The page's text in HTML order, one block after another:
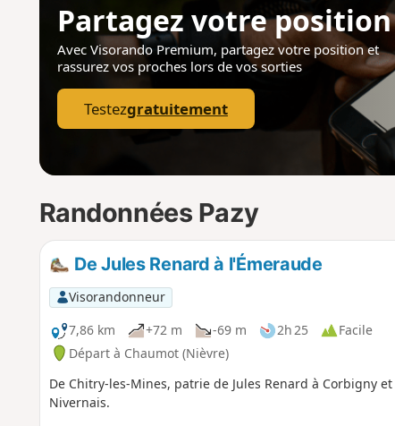
Partagez votre position
Avec Visorando Premium, partagez votre positionet
rassurez vos proches lors de vos sorties
Testezgratuitement
Randonnées Pazy
De Jules Renard à l'Émeraude
Visorandonneur
7,86 km
+72 m -69 m 2h 25
Facile
Départ à Chaumot (Nièvre)
De Chitry-les-Mines, patrie de Jules Renard à Corbigny
Nivernais.